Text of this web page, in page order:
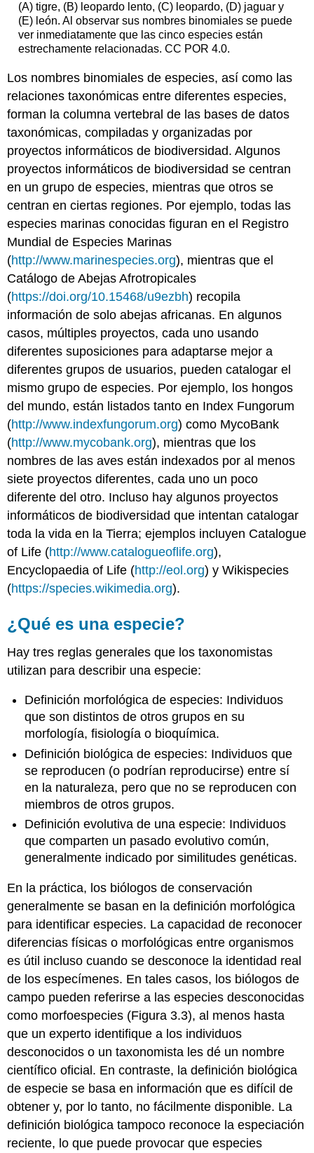
(A) tigre, (B) leopardo lento, (C) leopardo, (D) jaguar y
(E) león. Al observar sus nombres binomiales se puede
ver inmediatamente que las cinco especies están
estrechamente relacionadas. CC POR 4.0.
Los nombres binomiales de especies, así como las
relaciones taxonómicas entre diferentes especies,
forman la columna vertebral de las bases de datos
taxonómicas, compiladas y organizadas por
proyectos informáticos de biodiversidad. Algunos
proyectos informáticos de biodiversidad se centran
en un grupo de especies, mientras que otros se
centran en ciertas regiones. Por ejemplo, todas las
especies marinas conocidas figuran en el Registro
Mundial de Especies Marinas
(http://www.marinespecies.org), mientras que el
Catálogo de Abejas Afrotropicales
(https://doi.org/10.15468/u9ezbh) recopila
información de solo abejas africanas. En algunos
casos, múltiples proyectos, cada uno usando
diferentes suposiciones para adaptarse mejor a
diferentes grupos de usuarios, pueden catalogar el
mismo grupo de especies. Por ejemplo, los hongos
del mundo, están listados tanto en Index Fungorum
(http://www.indexfungorum.org) como MycoBank
(http://www.mycobank.org), mientras que los
nombres de las aves están indexados por al menos
siete proyectos diferentes, cada uno un poco
diferente del otro. Incluso hay algunos proyectos
informáticos de biodiversidad que intentan catalogar
toda la vida en la Tierra; ejemplos incluyen Catalogue
of Life (http://www.catalogueoflife.org),
Encyclopaedia of Life (http://eol.org) y Wikispecies
(https://species.wikimedia.org).
¿Qué es una especie?
Hay tres reglas generales que los taxonomistas
utilizan para describir una especie:
Definición morfológica de especies: Individuos
que son distintos de otros grupos en su
morfología, fisiología o bioquímica.
Definición biológica de especies: Individuos que
se reproducen (o podrían reproducirse) entre sí
en la naturaleza, pero que no se reproducen con
miembros de otros grupos.
Definición evolutiva de una especie: Individuos
que comparten un pasado evolutivo común,
generalmente indicado por similitudes genéticas.
En la práctica, los biólogos de conservación
generalmente se basan en la definición morfológica
para identificar especies. La capacidad de reconocer
diferencias físicas o morfológicas entre organismos
es útil incluso cuando se desconoce la identidad real
de los especímenes. En tales casos, los biólogos de
campo pueden referirse a las especies desconocidas
como morfoespecies (Figura 3.3), al menos hasta
que un experto identifique a los individuos
desconocidos o un taxonomista les dé un nombre
científico oficial. En contraste, la definición biológica
de especie se basa en información que es difícil de
obtener y, por lo tanto, no fácilmente disponible. La
definición biológica tampoco reconoce la especiación
reciente, lo que puede provocar que especies